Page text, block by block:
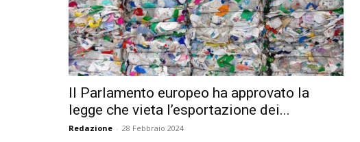
Il Parlamento europeo ha approvato la
legge che vieta l’esportazione dei...
Redazione - 28 Febbraio 2024